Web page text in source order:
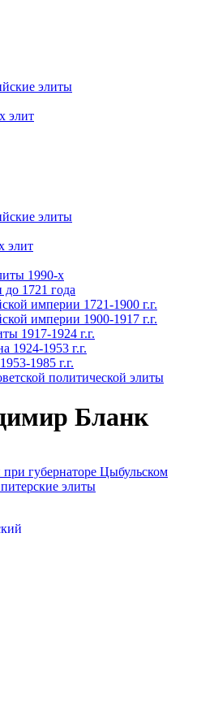
элиты
элит
элиты
элит
1990-х
1721 года
империи 1721-1900 г.г.
империи 1900-1917 г.г.
1917-1924 г.г.
1924-1953 г.г.
1985 г.г.
политической элиты
Бланк
губернаторе Цыбульском
элиты